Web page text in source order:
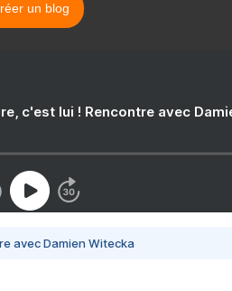
un blog
c'est lui ! Rencontre avec
avec Damien Witecka